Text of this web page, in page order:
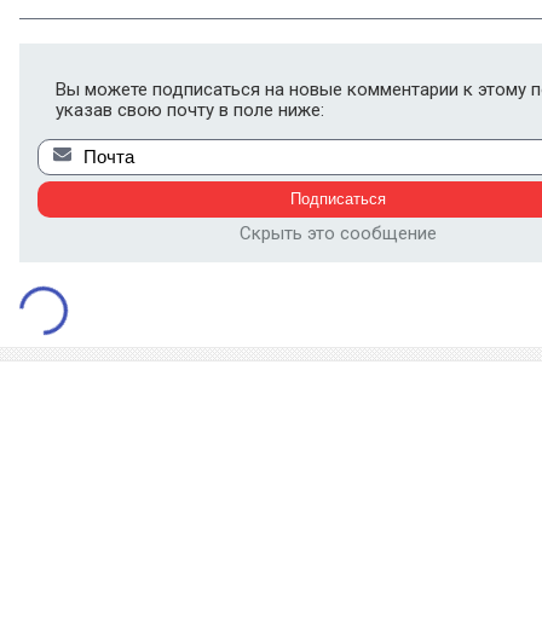
Вы можете подписаться на новые комментарии к этому
указав свою почту в поле ниже:
Скрыть это сообщение